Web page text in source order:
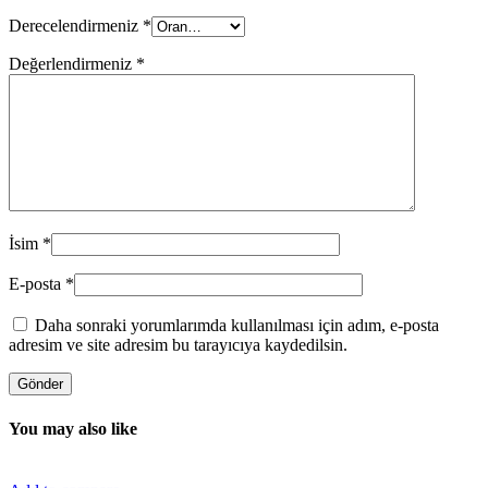
Derecelendirmeniz *
Değerlendirmeniz *
İsim *
E-posta *
Daha sonraki yorumlarımda kullanılması için adım, e-posta
adresim ve site adresim bu tarayıcıya kaydedilsin.
You may also like